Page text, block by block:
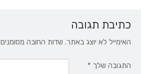
כתיבת תגובה
האימייל לא יוצג באתר. שדות החובה מסומנים
התגובה שלך *